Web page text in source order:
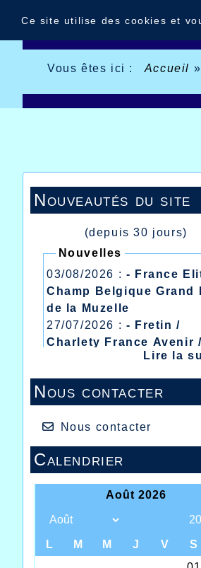
Vous êtes ici : Accueil »
Nouveautés du site
(depuis 30 jours)
Nouvelles
03/08/2026 : - France
Champ Belgique Grand
de la Muzelle
27/07/2026 : - Fretin /
Charlety France Avenir /
Heusden Zolder
20/07/2026 :- Courtrai /
Mont des Cats
Meeting Abeilles /
Régionaux /
Lire la
Nous contacter
Nous contacter
Calendrier
Ce site utilise des cookies et